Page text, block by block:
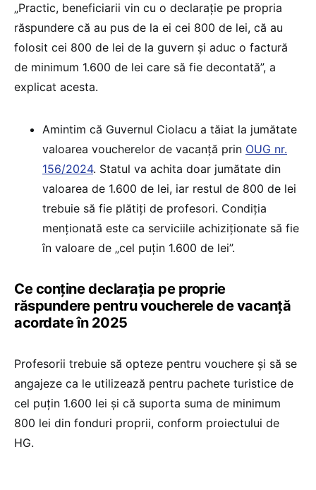
„Practic, beneficiarii vin cu o declarație pe propria
răspundere că au pus de la ei cei 800 de lei, că au
folosit cei 800 de lei de la guvern și aduc o factură
de minimum 1.600 de lei care să fie decontată”, a
explicat acesta.
Amintim că Guvernul Ciolacu a tăiat la jumătate
valoarea voucherelor de vacanță prin OUG nr.
156/2024. Statul va achita doar jumătate din
valoarea de 1.600 de lei, iar restul de 800 de lei
trebuie să fie plătiți de profesori. Condiția
menționată este ca serviciile achiziționate să fie
în valoare de „cel puțin 1.600 de lei”.
Ce conține declarația pe proprie
răspundere pentru voucherele de vacanță
acordate în 2025
Profesorii trebuie să opteze pentru vouchere și să se
angajeze ca le utilizează pentru pachete turistice de
cel puțin 1.600 lei și că suporta suma de minimum
800 lei din fonduri proprii, conform proiectului de
HG.